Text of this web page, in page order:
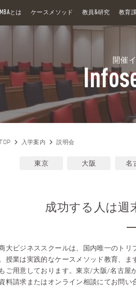
MBAとは ケースメソッド 教員&研究 教育
開催
入学案内 説明会
東京 大阪 名
成功する人は週
大ビジネススクールは、国内唯一のト
授業は実践的なケースメソッド教育、
ご用意しております。東京/大阪/名古屋
料請求またはオンライン相談にてお問い